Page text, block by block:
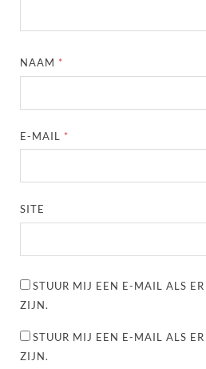
NAAM *
E-MAIL *
SITE
STUUR MIJ EEN E-MAIL ALS
ZIJN.
STUUR MIJ EEN E-MAIL ALS
ZIJN.